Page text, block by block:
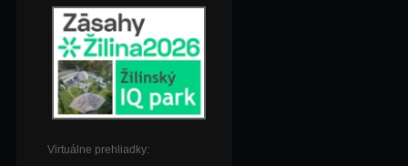
Virtuálne prehliadky: